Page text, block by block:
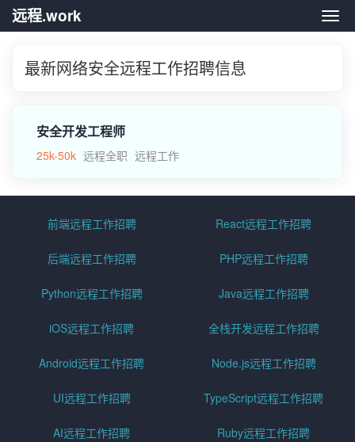
远
远程.work
最新网络安全远程工作招聘信息
安全开发工程师
25k-50k 远程全职 远程工作
前端远程工作招聘 React远程工作招聘
后端远程工作招聘 PHP远程工作招聘
Python远程工作招聘 Java远程工作招聘
iOS远程工作招聘 全栈开发远程工作招聘
Android远程工作招聘 Node.js远程工作招聘
UI远程工作招聘 TypeScript远程工作招聘
AI远程工作招聘 Ruby远程工作招聘